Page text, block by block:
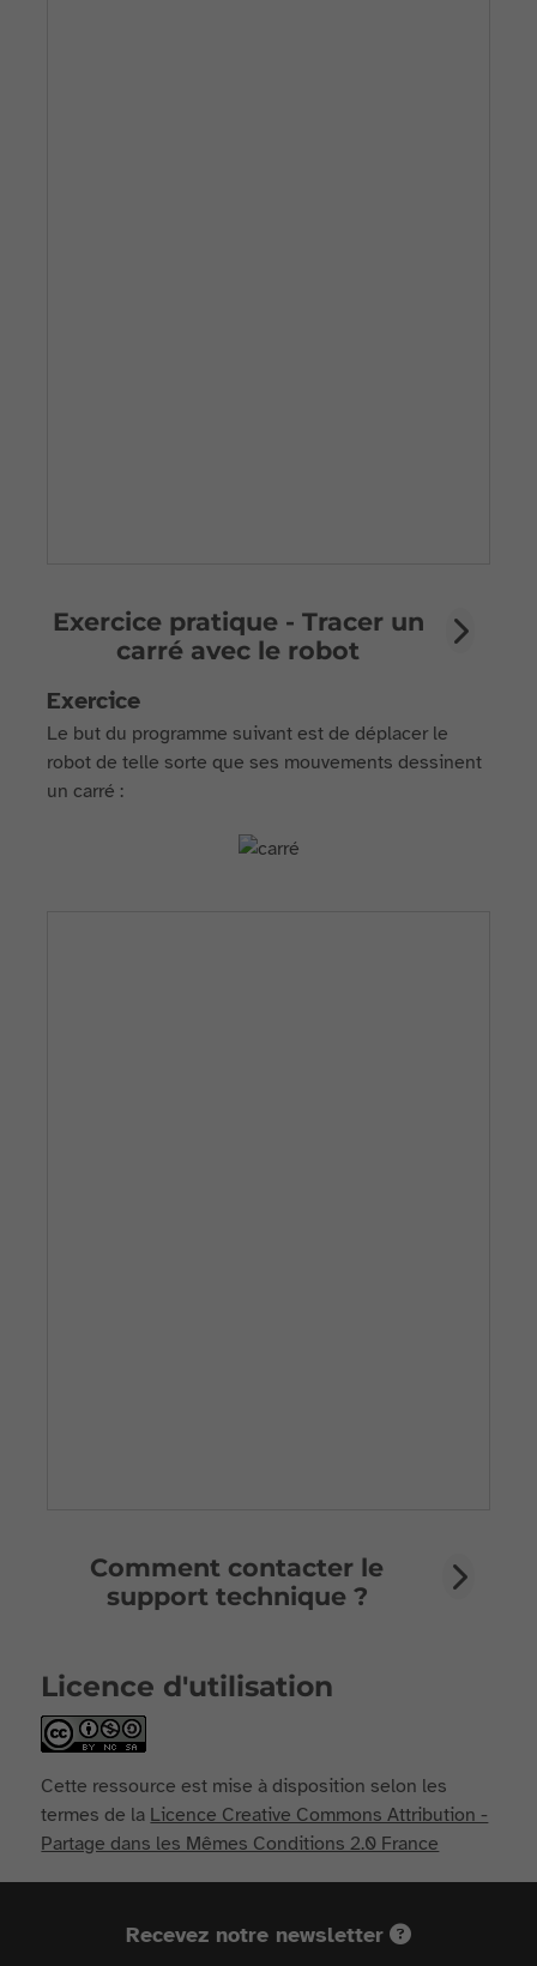
Exercice pratique - Tracer un
carré avec le robot
Exercice
Le but du programme suivant est de déplacer le
robot de telle sorte que ses mouvements dessinent
un carré :
Comment contacter le
support technique ?
Licence d'utilisation
Cette ressource est mise à disposition selon les
termes de la Licence Creative Commons Attribution -
Partage dans les Mêmes Conditions 2.0 France
Recevez notre newsletter